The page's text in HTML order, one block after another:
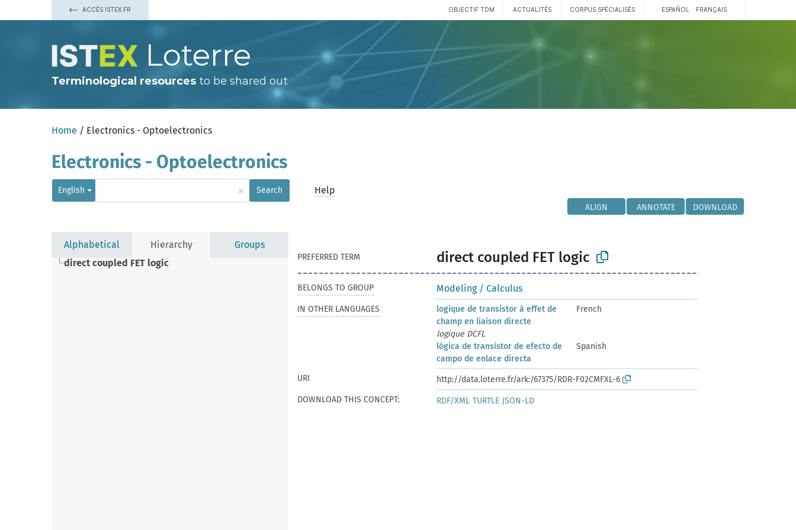
ACCÈS ISTEX.FR OBJECTIF TDM ACTUALITÉS CORPUS SPÉCIALISÉS ESPAÑOL FRANÇAIS
Loterre
Terminological resources to be shared out
Home / Electronics - Optoelectronics
Electronics - Optoelectronics
English × Search Help
ALIGN ANNOTATE DOWNLOAD
Alphabetical Hierarchy
Groups
direct coupled FET logic
PREFERRED TERM direct coupled FET logic
BELONGS TO GROUP Modeling / Calculus
IN OTHER LANGUAGES
logique de transistor à effet de
champ en liaison directe
French
logique DCFL
lógica de transistor de efecto de
campo de enlace directa
Spanish
URI
http://data.loterre.fr/ark:/67375/RDR-F02CMFXL-6
DOWNLOAD THIS CONCEPT:
RDF/XML TURTLE JSON-LD